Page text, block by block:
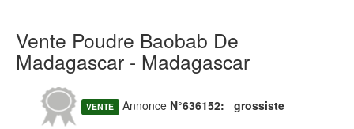
Vente Poudre Baobab De
Madagascar - Madagascar
VENTE Annonce N°636152: grossiste